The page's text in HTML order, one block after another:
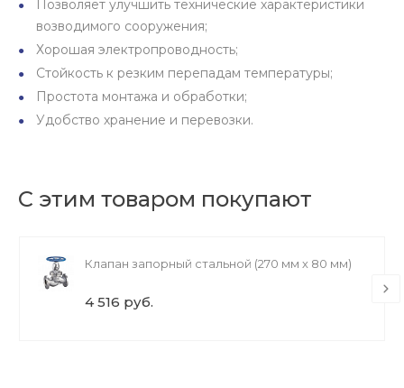
Позволяет улучшить технические характеристики
возводимого сооружения;
Хорошая электропроводность;
Стойкость к резким перепадам температуры;
Простота монтажа и обработки;
Удобство хранение и перевозки.
С этим товаром покупают
Клапан запорный стальной (270 мм х 80 мм)
4 516 руб.